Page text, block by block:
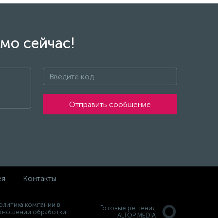
сейчас!
Отправить сообщение
Контакты
компании в
обработки
Готовые решения
ALTOP MEDIA